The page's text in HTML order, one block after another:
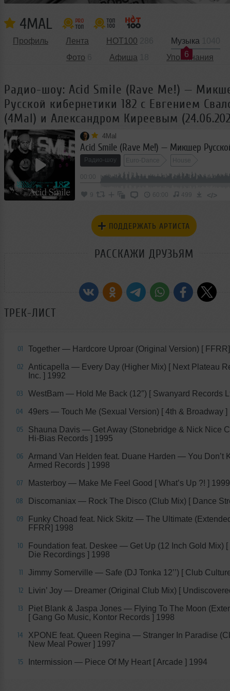
4MAL
Профиль Лента HOT100
Музыка
6
Фото
Афиша Упоминания
Радио-шоу: Acid Smile (Rave Me!) —
Русской кибернетики 182 с Евгением
(4Mal) и Александром Киреевым
4Mal
Радио-шоу Euro-Dance House
9 60:00 499 </>
ПОДДЕРЖАТЬ АРТИСТА
РАССКАЖИ ДРУЗЬЯМ
ТРЕК-ЛИСТ
01 Together — Hardcore Uproar (Original Version) [
02
Anticapella — Every Day (Higher Mix) [ Next Plateau
Inc. ] 1992
03 WestBam — Hold Me Back (12″) [ Swanyard Records
04 49ers — Touch Me (Sexual Version) [ 4th & Broadway ]
05
Shauna Davis — Get Away (Stonebridge & Nick Nice
Hi-Bias Records ] 1995
06
Armand Van Helden feat. Duane Harden — You Don’t
Armed Records ] 1998
07 Masterboy — Make Me Feel Good [ What’s Up ?! ] 1999
08 Discomaniax — Rock The Disco (Club Mix) [ Dance
09
Funky Choad feat. Nick Skitz — The Ultimate
FFRR] 1998
10
Foundation feat. Deskee — Get Up (12 Inch Gold Mix) [
Die Recordings ] 1998
11 Jimmy Somerville — Safe (DJ Tonka 12’’) [ Club
12 Livin’ Joy — Dreamer (Original Club Mix) [
13
Piet Blank & Jaspa Jones — Flying To The Moon
[ Gang Go Music, Kontor Records ] 1998
14
XPONE feat. Queen Regina — Stranger In Paradise
New Meal Power ] 1997
15 Intermission — Piece Of My Heart [ Arcade ] 1994